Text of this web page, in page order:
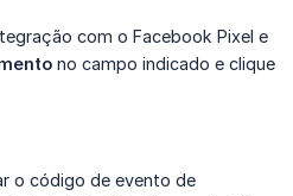
com o Facebook Pixel e
no campo indicado e clique
o código de evento de